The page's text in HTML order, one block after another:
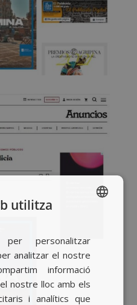
BASQUE
ENGLISH
utilitza
personalitzar
analitzar el nostre
informació
nostre lloc amb els
i analítics que